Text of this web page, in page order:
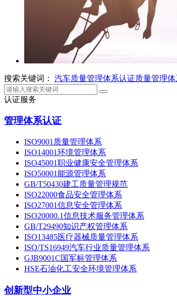
搜索关键词： 汽车质量管理体系认证质量管理
认证服务
管理体系认证
ISO9001质量管理体系
ISO14001环境管理体系
ISO45001职业健康安全管理体系
ISO50001能源管理体系
GB/T50430建工质量管理规范
ISO22000食品安全管理体系
ISO27001信息安全管理体系
ISO20000.1信息技术服务管理体系
GB/T29490知识产权管理体系
ISO13485医疗器械质量管理体系
ISO/TS16949汽车行业质量管理体系
GJB9001C国军标管理体系
HSE石油化工安全环境管理体系
创新型中小企业